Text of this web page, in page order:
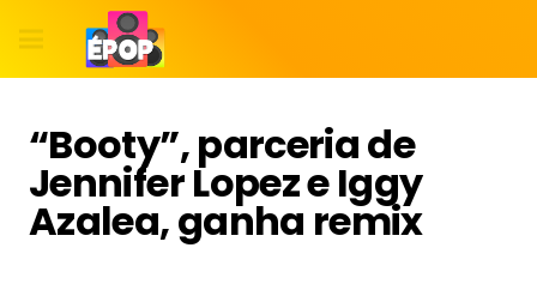
“Booty”, parceria de
Jennifer Lopez e Iggy
Azalea, ganha remix